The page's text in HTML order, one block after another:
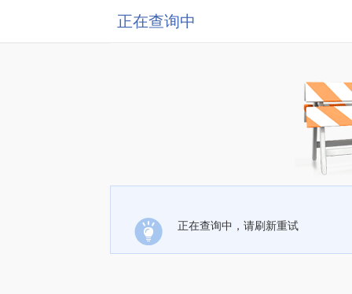
正在查询中
正在查询中，请刷新重试